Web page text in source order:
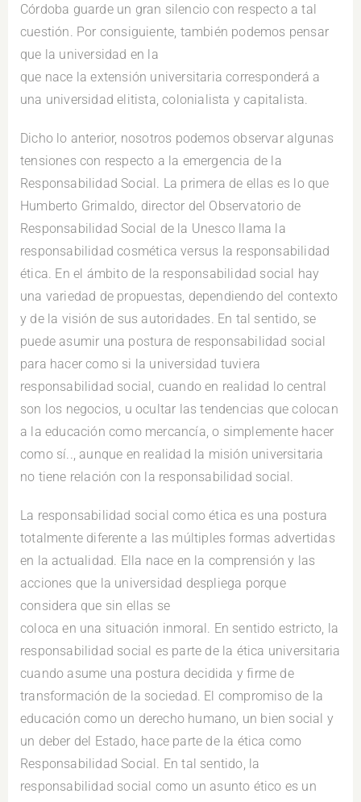
Córdoba guarde un gran silencio con respecto a tal
cuestión. Por consiguiente, también podemos pensar
que la universidad en la
que nace la extensión universitaria corresponderá a
una universidad elitista, colonialista y capitalista.
Dicho lo anterior, nosotros podemos observar algunas
tensiones con respecto a la emergencia de la
Responsabilidad Social. La primera de ellas es lo que
Humberto Grimaldo, director del Observatorio de
Responsabilidad Social de la Unesco llama la
responsabilidad cosmética versus la responsabilidad
ética. En el ámbito de la responsabilidad social hay
una variedad de propuestas, dependiendo del contexto
y de la visión de sus autoridades. En tal sentido, se
puede asumir una postura de responsabilidad social
para hacer como si la universidad tuviera
responsabilidad social, cuando en realidad lo central
son los negocios, u ocultar las tendencias que colocan
a la educación como mercancía, o simplemente hacer
como sí.., aunque en realidad la misión universitaria
no tiene relación con la responsabilidad social.
La responsabilidad social como ética es una postura
totalmente diferente a las múltiples formas advertidas
en la actualidad. Ella nace en la comprensión y las
acciones que la universidad despliega porque
considera que sin ellas se
coloca en una situación inmoral. En sentido estricto, la
responsabilidad social es parte de la ética universitaria
cuando asume una postura decidida y firme de
transformación de la sociedad. El compromiso de la
educación como un derecho humano, un bien social y
un deber del Estado, hace parte de la ética como
Responsabilidad Social. En tal sentido, la
responsabilidad social como un asunto ético es un